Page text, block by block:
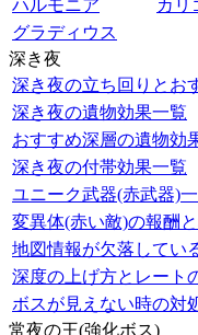
ハルモニア
カリ
グラディウス
深き夜
深き夜の立ち回りとお
深き夜の遺物効果一覧
おすすめ深層の遺物効
深き夜の付帯効果一覧
ユニーク武器(赤武器)
変異体(赤い敵)の報酬
地図情報が欠落してい
深度の上げ方とレート
ボスが見えない時の対
常夜の王(強化ボス)